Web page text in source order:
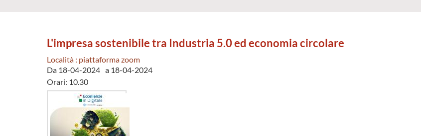
CCIAA
Roma
L'impresa sostenibile tra Industria 5.0 ed economia circolare
Località : piattaforma zoom
Da 18-04-2024 a 18-04-2024
Orari: 10.30